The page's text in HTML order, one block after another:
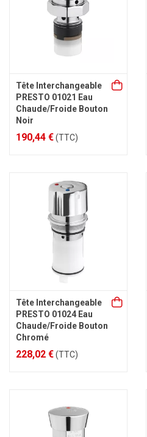
Tête Interchangeable
PRESTO 01021 Eau
Chaude/Froide Bouton
Noir
190,44 €(TTC)
Tête Interchangeable
PRESTO 01024 Eau
Chaude/Froide Bouton
Chromé
228,02 €(TTC)